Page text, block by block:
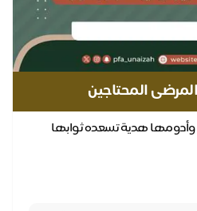
المحتاجين
هدية تسعده ثوابها